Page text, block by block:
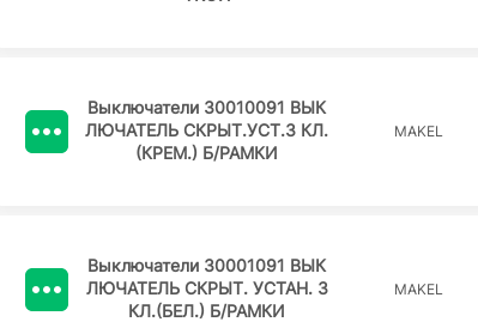
Выключатели 30010091 ВЫК
ЛЮЧАТЕЛЬ СКРЫТ.УСТ.3 КЛ.
(КРЕМ.) Б/РАМКИ
MAKEL
Выключатели 30001091 ВЫК
ЛЮЧАТЕЛЬ СКРЫТ. УСТАН. 3
КЛ.(БЕЛ.) Б/РАМКИ
MAKEL